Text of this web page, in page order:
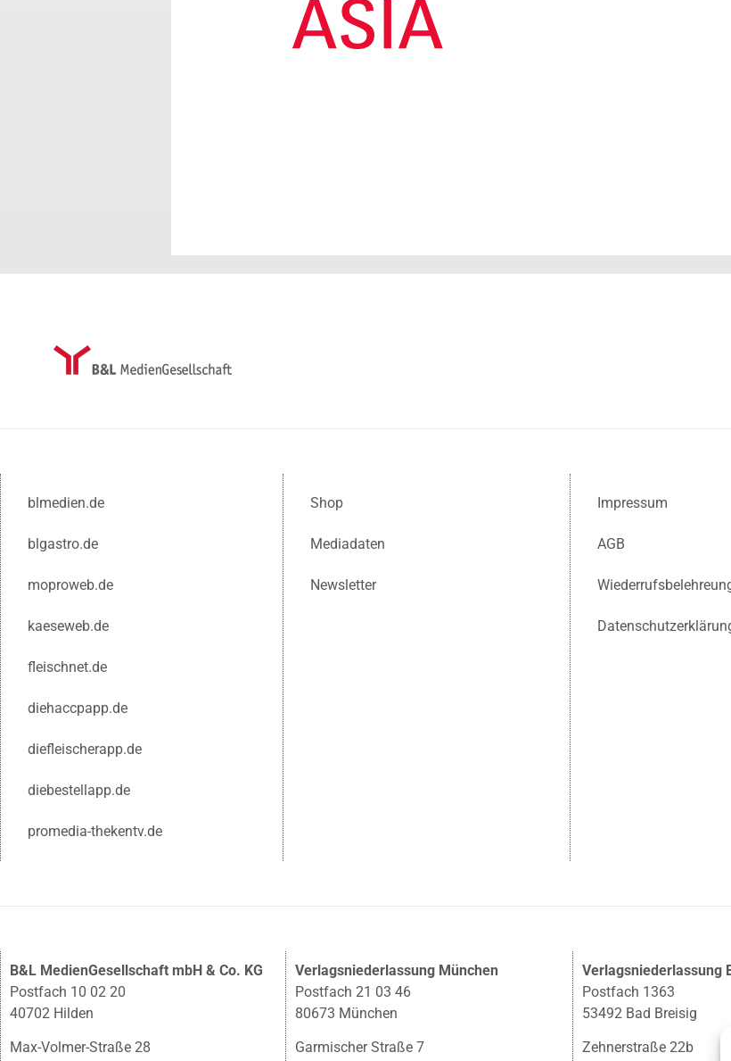
blmedien.de
blgastro.de
moproweb.de
kaeseweb.de
fleischnet.de
diehaccpapp.de
diefleischerapp.de
diebestellapp.de
promedia-thekentv.de
Shop
Mediadaten
Newsletter
Impressum
AGB
B&L MedienGesellschaft mbH & Co. KG
Postfach 10 02 20
40702 Hilden
Max-Volmer-Straße 28
Verlagsniederlassung München
Postfach 21 03 46
80673 München
Garmischer Straße 7
Verlagsniederlassung
Postfach 1363
53492 Bad Breisig
Zehnerstraße 22b